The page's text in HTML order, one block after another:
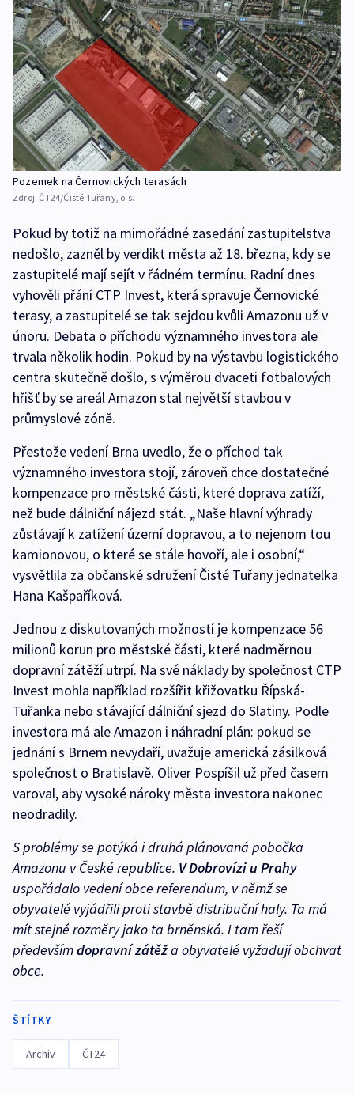
Pozemek na Černovických terasách
Zdroj: ČT24/Čisté Tuřany, o.s.
Pokud by totiž na mimořádné zasedání zastupitelstva
nedošlo, zazněl by verdikt města až 18. března, kdy se
zastupitelé mají sejít v řádném termínu. Radní dnes
vyhověli přání CTP Invest, která spravuje Černovické
terasy, a zastupitelé se tak sejdou kvůli Amazonu už v
únoru. Debata o příchodu významného investora ale
trvala několik hodin. Pokud by na výstavbu logistického
centra skutečně došlo, s výměrou dvaceti fotbalových
hřišť by se areál Amazon stal největší stavbou v
průmyslové zóně.
Přestože vedení Brna uvedlo, že o příchod tak
významného investora stojí, zároveň chce dostatečné
kompenzace pro městské části, které doprava zatíží,
než bude dálniční nájezd stát. „Naše hlavní výhrady
zůstávají k zatížení území dopravou, a to nejenom tou
kamionovou, o které se stále hovoří, ale i osobní,“
vysvětlila za občanské sdružení Čisté Tuřany jednatelka
Hana Kašpaříková.
Jednou z diskutovaných možností je kompenzace 56
milionů korun pro městské části, které nadměrnou
dopravní zátěží utrpí. Na své náklady by společnost CTP
Invest mohla například rozšířit křižovatku Řípská-
Tuřanka nebo stávající dálniční sjezd do Slatiny. Podle
investora má ale Amazon i náhradní plán: pokud se
jednání s Brnem nevydaří, uvažuje americká zásilková
společnost o Bratislavě. Oliver Pospíšil už před časem
varoval, aby vysoké nároky města investora nakonec
neodradily.
S problémy se potýká i druhá plánovaná pobočka
Amazonu v České republice. V Dobrovízi u Prahy
uspořádalo vedení obce referendum, v němž se
obyvatelé vyjádřili proti stavbě distribuční haly. Ta má
mít stejné rozměry jako ta brněnská. I tam řeší
předevšímdopravní zátěža obyvatelé vyžadují obchvat
obce.
ŠTÍTKY
Archiv ČT24